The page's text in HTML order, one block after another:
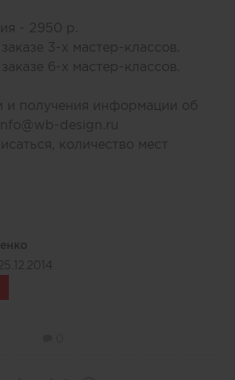
- 2950 р.
3-х мастер-классов.
6-х мастер-классов.
и получения информации об
info@wb-design.ru
количество мест